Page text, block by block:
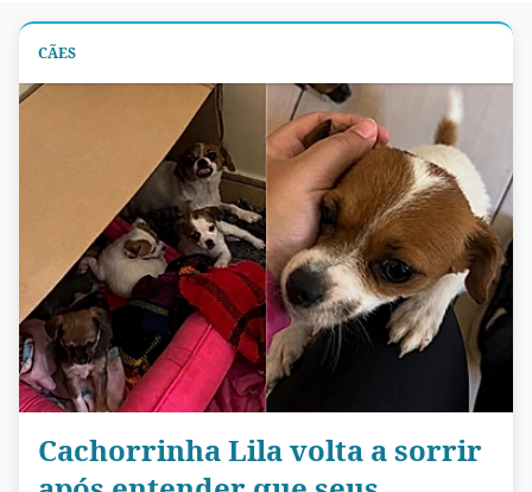
CÃES
Cachorrinha Lila volta a sorrir